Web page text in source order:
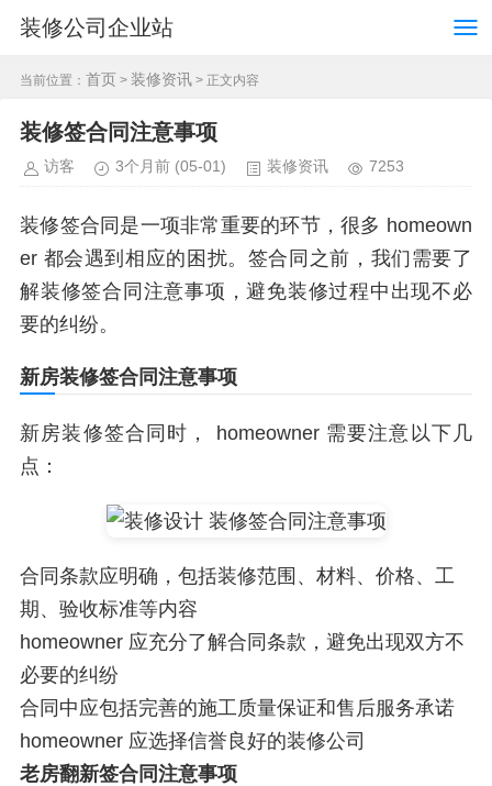
装修公司企业站
当前位置： 首页 > 装修资讯 > 正文内容
装修签合同注意事项
访客 3个月前 (05-01) 装修资讯 7253
装修签合同是一项非常重要的环节，很多 homeown
er 都会遇到相应的困扰。签合同之前，我们需要了
解装修签合同注意事项，避免装修过程中出现不必
要的纠纷。
新房装修签合同注意事项
新房装修签合同时， homeowner 需要注意以下几
点：
合同条款应明确，包括装修范围、材料、价格、工
期、验收标准等内容
homeowner 应充分了解合同条款，避免出现双方不
必要的纠纷
合同中应包括完善的施工质量保证和售后服务承诺
homeowner 应选择信誉良好的装修公司
老房翻新签合同注意事项